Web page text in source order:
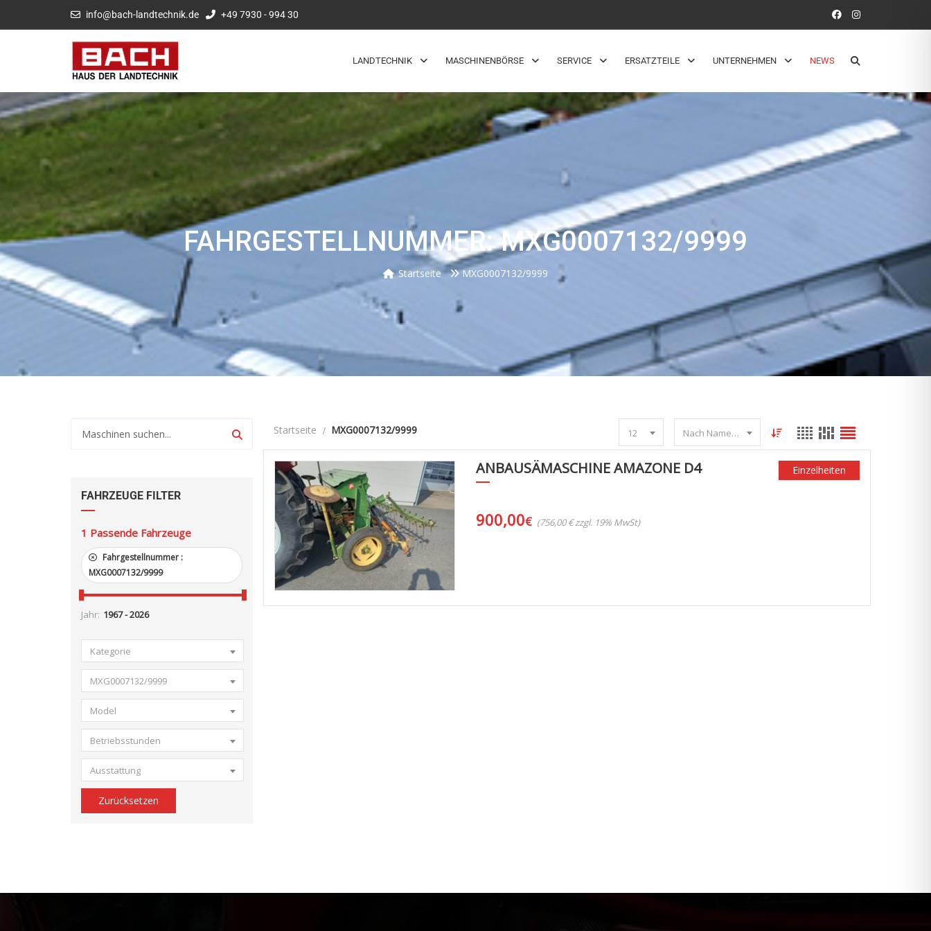
info@bach-landtechnik.de +49 7930 - 994 30
LANDTECHNIK MASCHINENBÖRSE SERVICE ERSATZTEILE UNTERNEHMEN NEWS
FAHRGESTELLNUMMER: MXG0007132/9999
Startseite MXG0007132/9999
FAHRZEUGE FILTER
1 Passende Fahrzeuge
Fahrgestellnummer :
MXG0007132/9999
Jahr:
Kategorie
MXG0007132/9999
Model
Betriebsstunden
Ausstattung
Zurücksetzen
Startseite MXG0007132/9999 12 Nach Name sortieren
ANBAUSÄMASCHINE AMAZONE D4
900,00€ (756,00 € zzgl. 19% MwSt)
Einzelheiten